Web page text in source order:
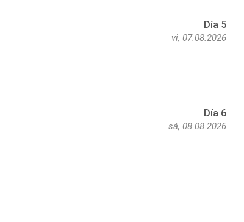
Día 5
vi, 07.08.2026
Día 6
sá, 08.08.2026